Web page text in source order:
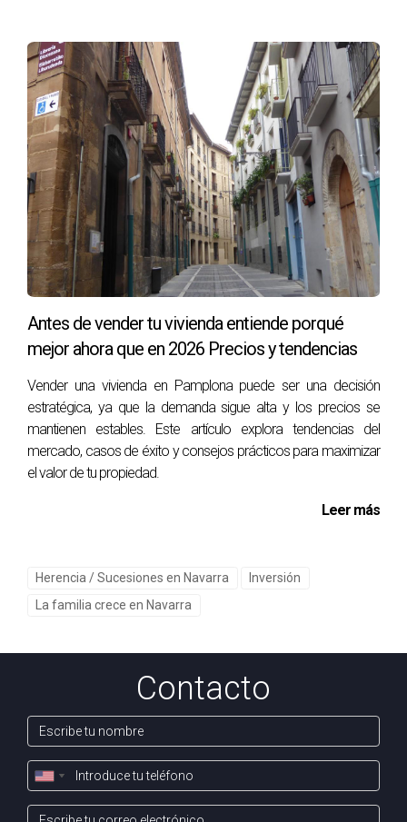
de Instagram.
Contáctame por Whatsapp
Escribo cada artículo con el máximo cuidado pero si
detectas algún detalle que no sea del todo preciso o que
consideres importante revisar estaré encantada de que me
contactes por whatsapp para solucionarlo. Gracias.
Antes de vender tu vivienda entiende porqué
mejor ahora que en 2026 Precios y tendencias
Vender una vivienda en Pamplona puede ser una decisión
estratégica, ya que la demanda sigue alta y los precios se
mantienen estables. Este artículo explora tendencias del
mercado, casos de éxito y consejos prácticos para maximizar
el valor de tu propiedad.
Leer más
Herencia / Sucesiones en Navarra
Inversión
La familia crece en Navarra
Contacto